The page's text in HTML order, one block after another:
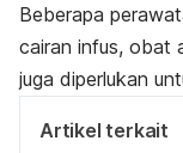
Beberapa
cairan infus, obat
juga diperlukan
Artikel terkait